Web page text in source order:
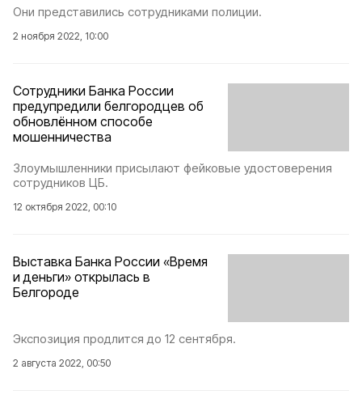
Они представились сотрудниками полиции.
2 ноября 2022, 10:00
Сотрудники Банка России
предупредили белгородцев об
обновлённом способе
мошенничества
Злоумышленники присылают фейковые удостоверения
сотрудников ЦБ.
12 октября 2022, 00:10
Выставка Банка России «Время
и деньги» открылась в
Белгороде
Экспозиция продлится до 12 сентября.
2 августа 2022, 00:50